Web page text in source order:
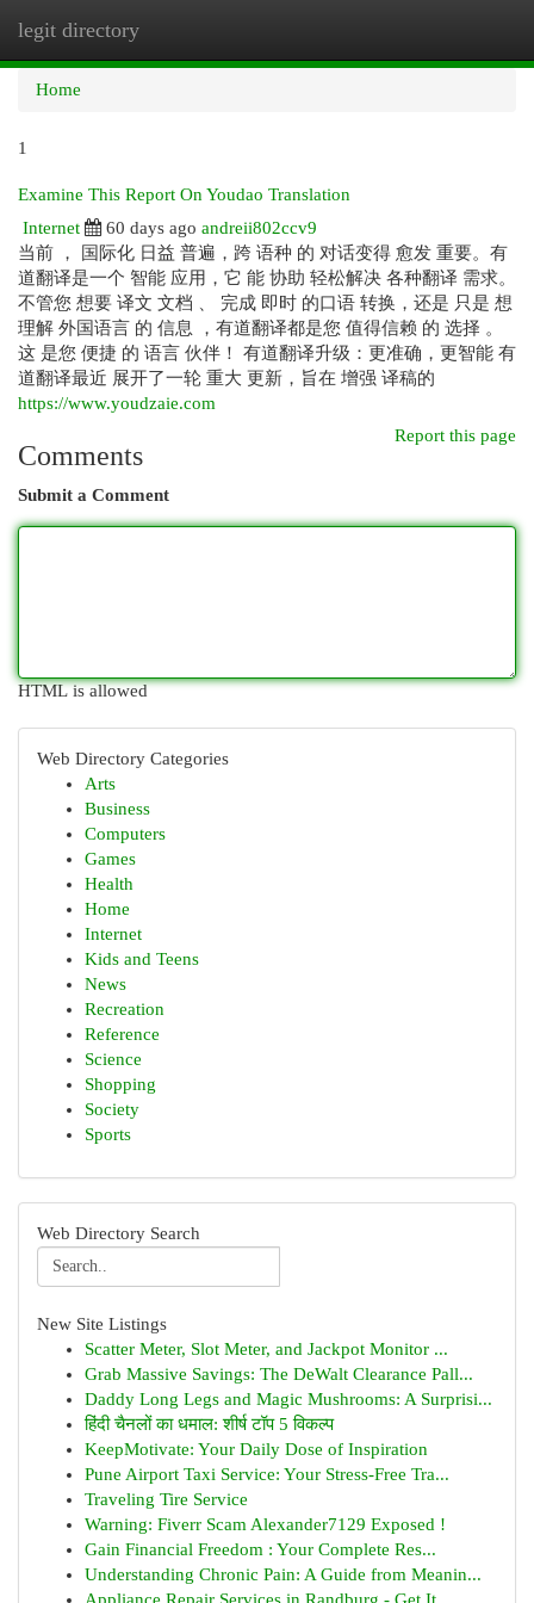
legit directory
Home
1
Examine This Report On Youdao Translation
Internet
60 days ago andreii802ccv9
当前 ， 国际化 日益 普遍，跨 语种 的 对话变得 愈发 重要。有
道翻译是一个 智能 应用，它 能 协助 轻松解决 各种翻译 需求。
不管您 想要 译文 文档 、 完成 即时 的口语 转换，还是 只是 想
理解 外国语言 的 信息 ，有道翻译都是您 值得信赖 的 选择 。
这 是您 便捷 的 语言 伙伴！ 有道翻译升级：更准确，更智能 有
道翻译最近 展开了一轮 重大 更新，旨在 增强 译稿的
https://www.youdzaie.com
Report this page
Comments
Submit a Comment
HTML is allowed
Web Directory Categories
Arts
Business
Computers
Games
Health
Home
Internet
Kids and Teens
News
Recreation
Reference
Science
Shopping
Society
Sports
Web Directory Search
New Site Listings
Scatter Meter, Slot Meter, and Jackpot Monitor ...
Grab Massive Savings: The DeWalt Clearance Pall...
Daddy Long Legs and Magic Mushrooms: A Surprisi...
हिंदी चैनलों का धमाल: शीर्ष टॉप 5 विकल्प
KeepMotivate: Your Daily Dose of Inspiration
Pune Airport Taxi Service: Your Stress-Free Tra...
Traveling Tire Service
Warning: Fiverr Scam Alexander7129 Exposed !
Gain Financial Freedom : Your Complete Res...
Understanding Chronic Pain: A Guide from Meanin...